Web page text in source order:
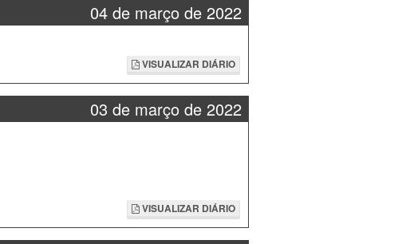
04 de março de 2022
VISUALIZAR DIÁRIO
03 de março de 2022
VISUALIZAR DIÁRIO